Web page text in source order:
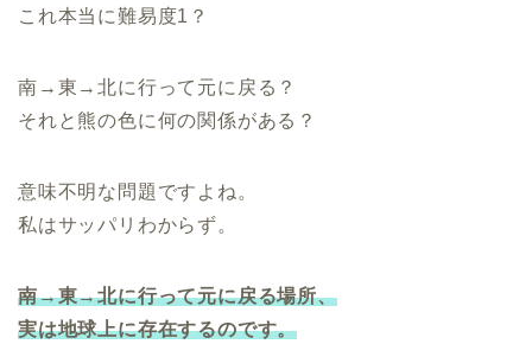
これ本当に難易度1？
南→東→北に行って元に戻る？
それと熊の色に何の関係がある？
意味不明な問題ですよね。
私はサッパリわからず。
南→東→北に行って元に戻る場所、
実は地球上に存在するのです。